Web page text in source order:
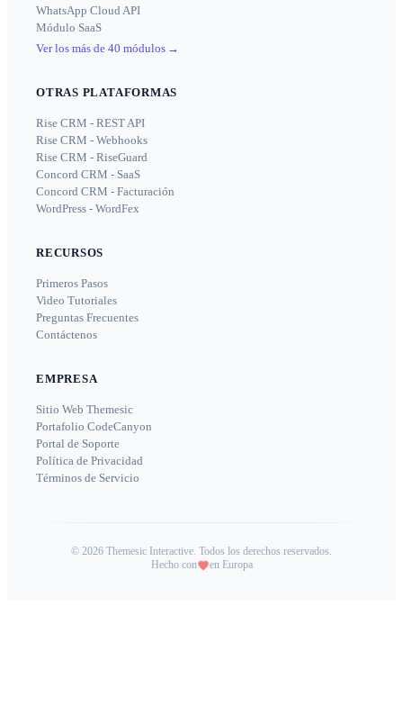
WhatsApp Cloud API
Módulo SaaS
Ver los más de 40 módulos →
OTRAS PLATAFORMAS
Rise CRM - REST API
Rise CRM - Webhooks
Rise CRM - RiseGuard
Concord CRM - SaaS
Concord CRM - Facturación
WordPress - WordFex
RECURSOS
Primeros Pasos
Video Tutoriales
Preguntas Frecuentes
Contáctenos
EMPRESA
Sitio Web Themesic
Portafolio CodeCanyon
Portal de Soporte
Política de Privacidad
Términos de Servicio
© 2026 Themesic Interactive. Todos los derechos reservados.
Hecho con
en Europa